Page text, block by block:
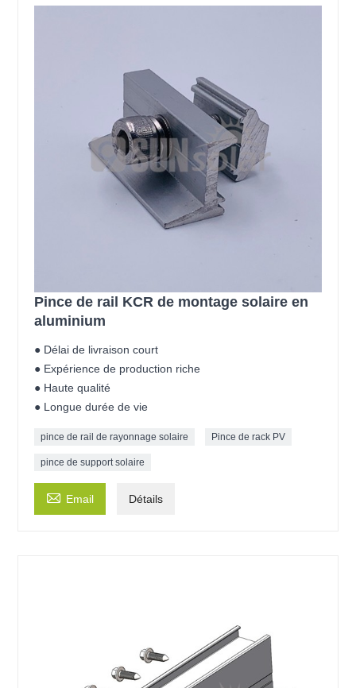
Pince de rail KCR de montage solaire en
aluminium
● Délai de livraison court
● Expérience de production riche
● Haute qualité
● Longue durée de vie
pince de rail de rayonnage solaire Pince de rack PV
pince de support solaire
 Email Détails